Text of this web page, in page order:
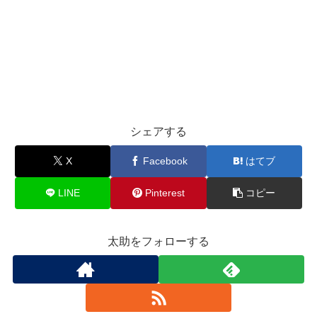
シェアする
X Facebook はてブ
LINE Pinterest コピー
太助をフォローする